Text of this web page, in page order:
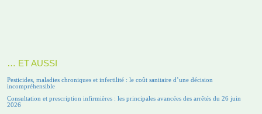
… ET AUSSI
Pesticides, maladies chroniques et infertilité : le coût sanitaire d’une décision
incompréhensible
Consultation et prescription infirmières : les principales avancées des arrêtés du 26 juin
2026